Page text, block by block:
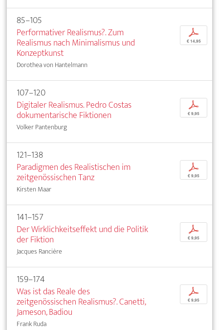
85–105
Performativer Realismus?. Zum
Realismus nach Minimalismus und
Konzeptkunst
Dorothea von Hantelmann
p
€ 14,95
107–120
Digitaler Realismus. Pedro Costas
dokumentarische Fiktionen
Volker Pantenburg
p
€ 9,95
121–138
Paradigmen des Realistischen im
zeitgenössischen Tanz
Kirsten Maar
p
€ 9,95
141–157
Der Wirklichkeitseffekt und die Politik
der Fiktion
Jacques Rancière
p
€ 9,95
159–174
Was ist das Reale des
zeitgenössischen Realismus?. Canetti,
Jameson, Badiou
Frank Ruda
p
€ 9,95